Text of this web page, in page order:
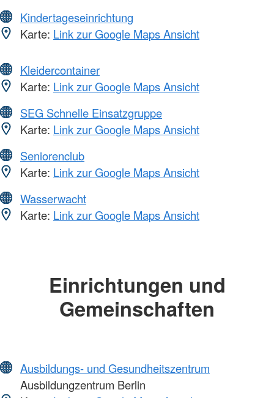
Kindertageseinrichtung
Karte: Link zur Google Maps Ansicht
Kleidercontainer
Karte: Link zur Google Maps Ansicht
SEG Schnelle Einsatzgruppe
Karte: Link zur Google Maps Ansicht
Seniorenclub
Karte: Link zur Google Maps Ansicht
Wasserwacht
Karte: Link zur Google Maps Ansicht
Einrichtungen und
Gemeinschaften
Ausbildungs- und Gesundheitszentrum
Ausbildungzentrum Berlin